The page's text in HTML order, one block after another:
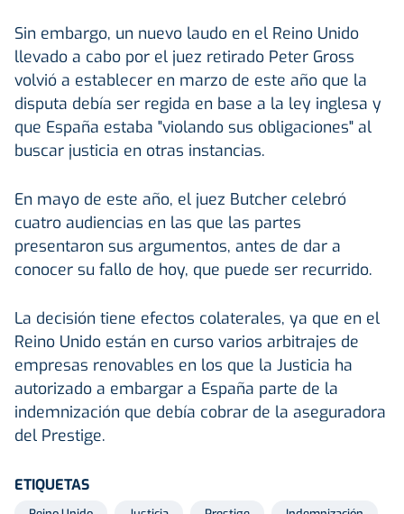
Sin embargo, un nuevo laudo en el Reino Unido
llevado a cabo por el juez retirado Peter Gross
volvió a establecer en marzo de este año que la
disputa debía ser regida en base a la ley inglesa y
que España estaba "violando sus obligaciones" al
buscar justicia en otras instancias.
En mayo de este año, el juez Butcher celebró
cuatro audiencias en las que las partes
presentaron sus argumentos, antes de dar a
conocer su fallo de hoy, que puede ser recurrido.
La decisión tiene efectos colaterales, ya que en el
Reino Unido están en curso varios arbitrajes de
empresas renovables en los que la Justicia ha
autorizado a embargar a España parte de la
indemnización que debía cobrar de la aseguradora
del Prestige.
ETIQUETAS